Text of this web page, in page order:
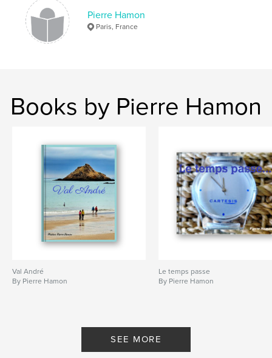
Pierre Hamon
Paris, France
Books by Pierre Hamon
Val André
By Pierre Hamon
Le temps passe
By Pierre Hamon
SEE MORE